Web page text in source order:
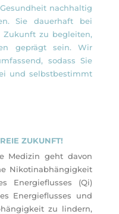
nachhaltig
Sie dauerhaft bei
Zukunft zu begleiten,
geprägt sein. Wir
sodass Sie
und selbstbestimmt
ZUKUNFT!
Medizin geht davon
Nikotinabhängigkeit
Energieflusses (Qi)
Energieflusses und
zu lindern,